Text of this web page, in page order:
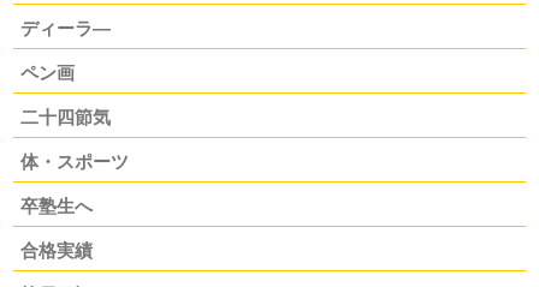
ディーラ―
ペン画
二十四節気
体・スポーツ
卒塾生へ
合格実績